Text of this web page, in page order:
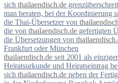
sich thailaendisch.de
man beraten, bei der Koordinierung
die Thai-Übersetzer von
die von thailaendisch.de gefertigten
die Übersetzungen von
Frankfurt oder München
thailaendisch.de seit 2001 als
Heiratsurkunde und Heiratseintrag
sich thailaendisch.de neben der